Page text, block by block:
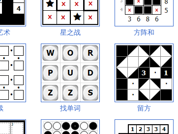
术 星之战 方阵和
找单词 留方